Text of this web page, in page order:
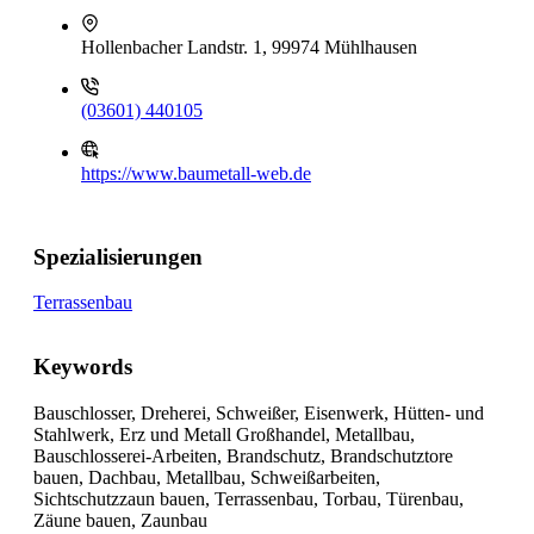
Hollenbacher Landstr. 1, 99974 Mühlhausen
(03601) 440105
https://www.baumetall-web.de
Spezialisierungen
Terrassenbau
Keywords
Bauschlosser, Dreherei, Schweißer, Eisenwerk, Hütten- und
Stahlwerk, Erz und Metall Großhandel, Metallbau,
Bauschlosserei-Arbeiten, Brandschutz, Brandschutztore
bauen, Dachbau, Metallbau, Schweißarbeiten,
Sichtschutzzaun bauen, Terrassenbau, Torbau, Türenbau,
Zäune bauen, Zaunbau